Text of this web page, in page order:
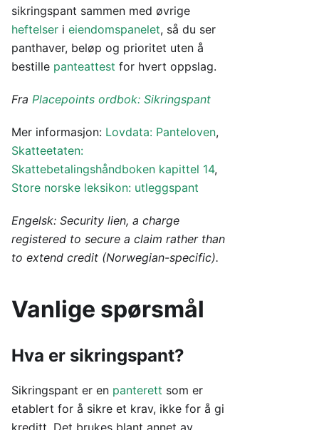
sikringspant sammen med øvrige
heftelser i eiendomspanelet, så du ser
panthaver, beløp og prioritet uten å
bestille panteattest for hvert oppslag.
Fra Placepoints ordbok: Sikringspant
Mer informasjon: Lovdata: Panteloven,
Skatteetaten:
Skattebetalingshåndboken kapittel 14,
Store norske leksikon: utleggspant
Engelsk: Security lien, a charge
registered to secure a claim rather than
to extend credit (Norwegian-specific).
Vanlige spørsmål
Hva er sikringspant?
Sikringspant er en panterett som er
etablert for å sikre et krav, ikke for å gi
kreditt. Det brukes blant annet av